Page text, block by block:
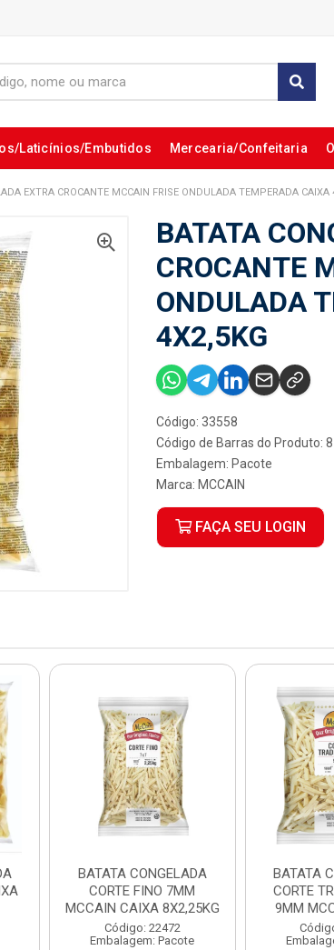
Laticínios/Embutidos Mercearia/Confeitaria
EXTRA CROCANTE MCCAIN FRISE ONDULADA TEMPERADA CAIXA
BATATA
CROCANTE
ONDULADA
4X2,5KG
Código: 33558
Código de Barras do Produto:
Embalagem: Pacote
Marca: MCCAIN
FAÇA SEU LOGIN
BATATA CONGELADA
CORTE FINO 7MM
MCCAIN CAIXA 8X2,25KG
Código: 22472
Embalagem: Pacote
BATATA
CORTE
9MM